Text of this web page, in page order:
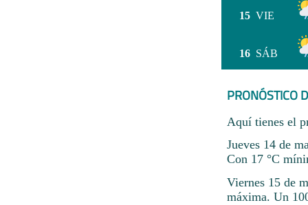
15 VIE
16 SÁB
PRONÓSTICO
Aquí tienes el
Jueves 14 de
Con 17 °C
Viernes 15 de
máxima. Un